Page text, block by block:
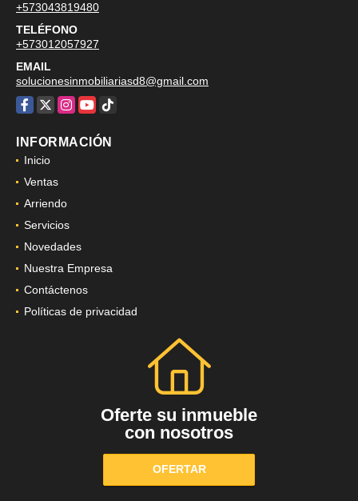
+573043819480
TELÉFONO
+573012057927
EMAIL
solucionesinmobiliariasd8@gmail.com
Facebook
X Instagram
YouTube
TikTok
INFORMACIÓN
Inicio
Ventas
Arriendo
Servicios
Novedades
Nuestra Empresa
Contáctenos
Políticas de privacidad
Oferte su inmueble
con nosotros
OFERTAR